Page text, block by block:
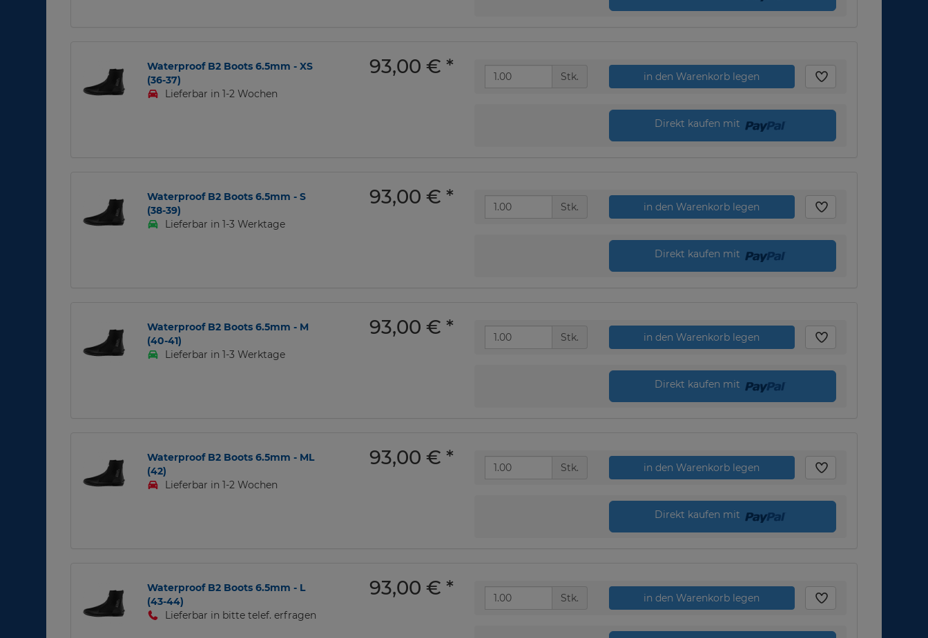
Waterproof B2 Boots 6.5mm - XS
(36-37)
Lieferbar in 1-2 Wochen
93,00 € * Stk. in den Warenkorb legen
Direkt kaufen mit
Waterproof B2 Boots 6.5mm - S
(38-39)
Lieferbar in 1-3 Werktage
93,00 € * Stk. in den Warenkorb legen
Direkt kaufen mit
Waterproof B2 Boots 6.5mm - M
(40-41)
Lieferbar in 1-3 Werktage
93,00 € * Stk. in den Warenkorb legen
Direkt kaufen mit
Waterproof B2 Boots 6.5mm - ML
(42)
Lieferbar in 1-2 Wochen
93,00 € * Stk. in den Warenkorb legen
Direkt kaufen mit
Waterproof B2 Boots 6.5mm - L
(43-44)
Lieferbar in bitte telef. erfragen
93,00 € * Stk. in den Warenkorb legen